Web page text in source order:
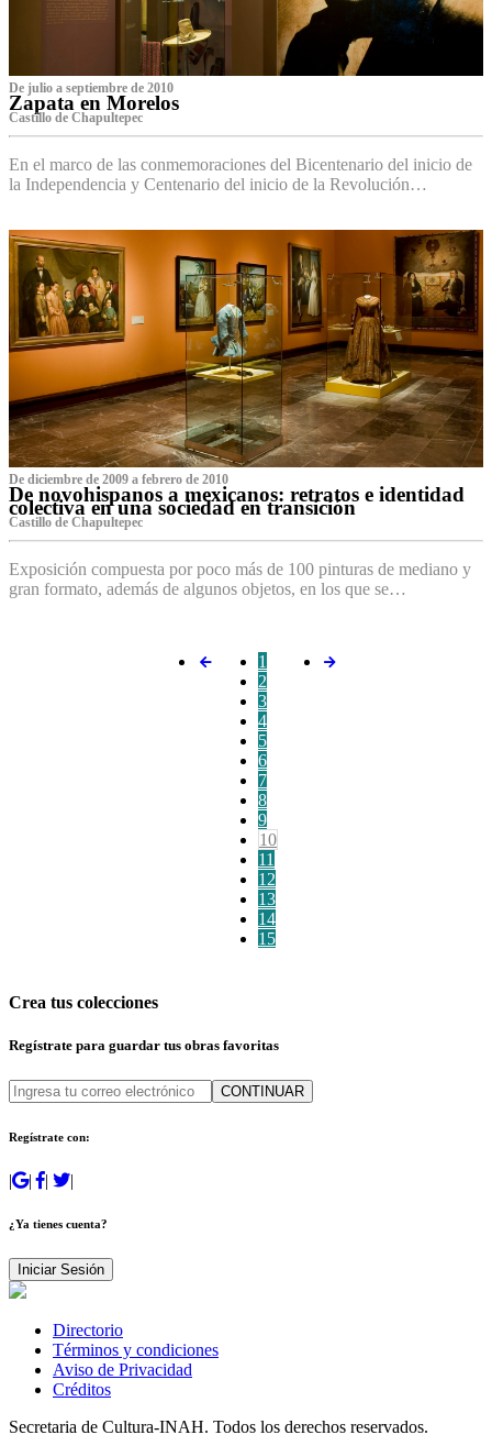
De julio a septiembre de 2010
Zapata en Morelos
Castillo de Chapultepec
En el marco de las conmemoraciones del Bicentenario del inicio de
la Independencia y Centenario del inicio de la Revolución…
De diciembre de 2009 a febrero de 2010
De novohispanos a mexicanos: retratos e identidad
colectiva en una sociedad en transición
Castillo de Chapultepec
Exposición compuesta por poco más de 100 pinturas de mediano y
gran formato, además de algunos objetos, en los que se…
1
2
3
4
5
6
7
8
9
10
11
12
13
14
15
Crea tus colecciones
Regístrate para guardar tus obras favoritas
CONTINUAR
Regístrate con:
| | | |
¿Ya tienes cuenta?
Iniciar Sesión
Directorio
Términos y condiciones
Aviso de Privacidad
Créditos
Secretaria de Cultura-INAH. Todos los derechos reservados.